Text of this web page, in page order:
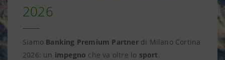
2026
Siamo Banking Premium Partner di Milano Cortina
2026: un impegno che va oltre lo sport.